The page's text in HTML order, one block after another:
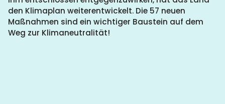
den Klimaplan weiterentwickelt. Die 57 neuen
Maßnahmen sind ein wichtiger Baustein auf dem
Weg zur Klimaneutralität!